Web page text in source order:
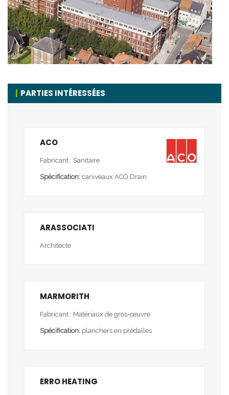
PARTIES INTÉRESSÉES
ACO
Fabricant : Sanitaire
Spécification: caniveaux ACO Drain
ARASSOCIATI
Architecte
MARMORITH
Fabricant : Matériaux de gros-œuvre
Spécification: planchers en prédalles
ERRO HEATING